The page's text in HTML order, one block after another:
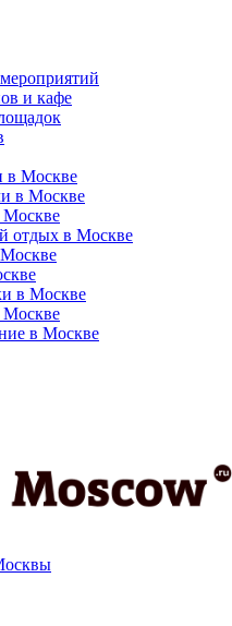
и кафе
в Москве
в Москве
Москве
отдых в Москве
в Москве
Москве
в Москве